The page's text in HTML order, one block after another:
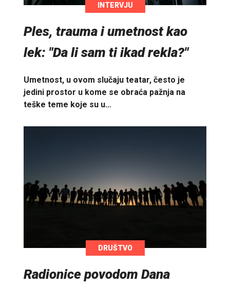
INTERVJU
Ples, trauma i umetnost kao
lek: "Da li sam ti ikad rekla?"
Umetnost, u ovom slučaju teatar, često je
jedini prostor u kome se obraća pažnja na
teške teme koje su u…
DRUŠTVO
Radionice povodom Dana